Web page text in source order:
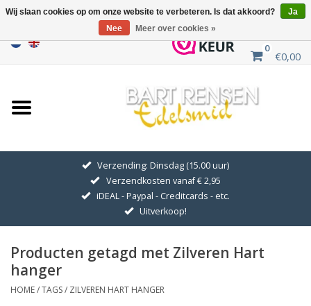
0
€0,00
Home
Uitverkoop
GOUDEN SYMBOLEN
Hanger Kettingen
Oorhangers
Verzending: Dinsdag (15.00 uur)
Verzendkosten vanaf € 2,95
iDEAL - Paypal - Creditcards - etc.
Uitverkoop!
Producten getagd met Zilveren Hart
hanger
HOME/TAGS/ ZILVEREN HART HANGER
Wij slaan cookies op om onze website te verbeteren. Is dat akkoord?
Ja
Nee
Meer over cookies »